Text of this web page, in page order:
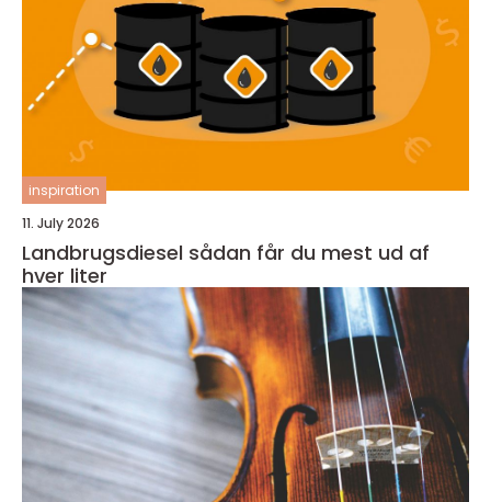
inspiration
11. July 2026
Landbrugsdiesel sådan får du mest ud af
hver liter